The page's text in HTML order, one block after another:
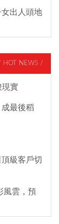
出人頭地
HOT NEWS /
實
最後稻
級客戶切
風雲，預